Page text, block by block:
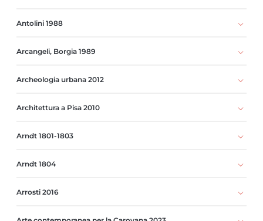
Antolini 1988
Arcangeli, Borgia 1989
Archeologia urbana 2012
Architettura a Pisa 2010
Arndt 1801-1803
Arndt 1804
Arrosti 2016